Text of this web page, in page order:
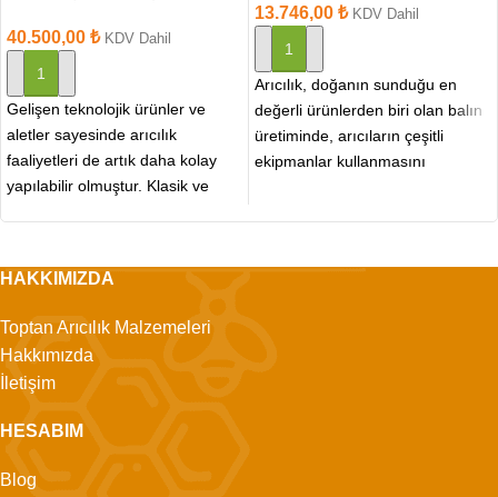
40.500,00 ₺ KDV Dahil
SEPETE EKLE
Gelişen teknolojik ürünler ve
aletler sayesinde arıcılık
faaliyetleri de artık daha kolay
yapılabilir olmuştur. Klasik ve
13.746,00 ₺ KDV Dahil
SEPETE EKLE
Arıcılık, doğanın sunduğu en
değerli ürünlerden biri olan balın
üretiminde, arıcıların çeşitli
ekipmanlar kullanmasını
HAKKIMIZDA
Toptan Arıcılık Malzemeleri
Hakkımızda
İletişim
HESABIM
Blog